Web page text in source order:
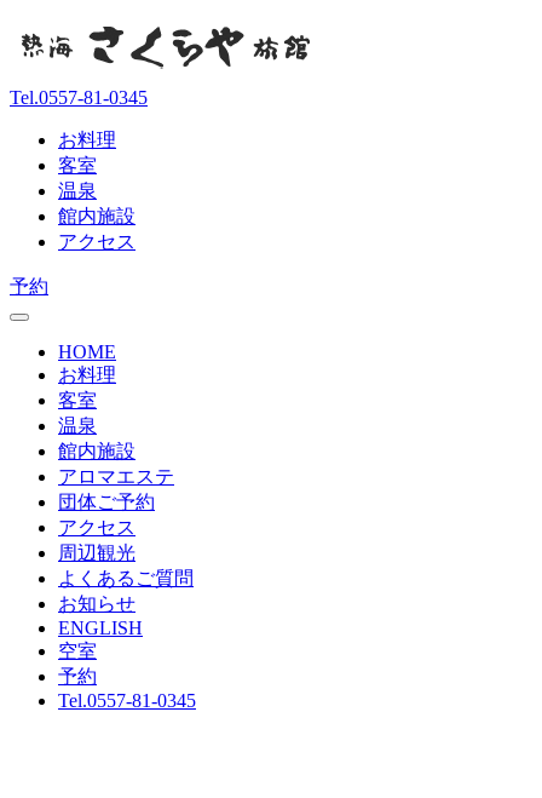
Tel.0557-81-0345
お料理
客室
温泉
館内施設
アクセス
予約
HOME
お料理
客室
温泉
館内施設
アロマエステ
団体ご予約
アクセス
周辺観光
よくあるご質問
お知らせ
ENGLISH
空室
予約
Tel.0557-81-0345